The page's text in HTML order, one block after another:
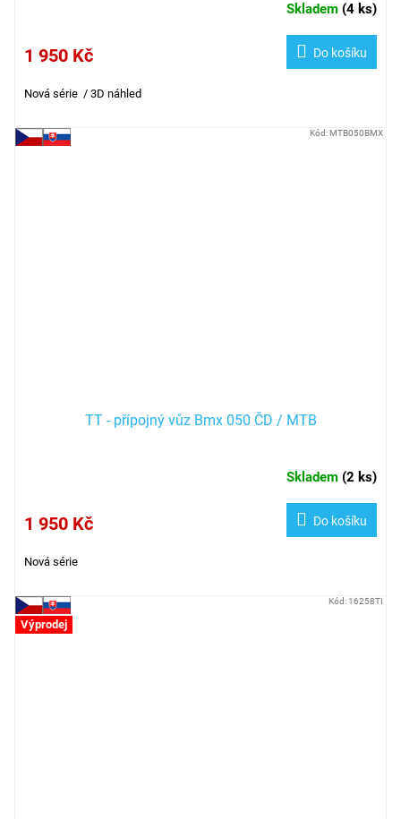
Skladem (4 ks)
1 950 Kč Do košíku
Nová série / 3D náhled
TT - přípojný vůz Bmx 050 ČD / MTB
Skladem (2 ks)
1 950 Kč Do košíku
Nová série
Kód:MTB050BMX
Výprodej
Kód: 16258TI